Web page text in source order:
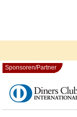
Sponsoren/Partner